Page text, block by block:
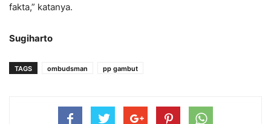
fakta,” katanya.
Sugiharto
TAGS ombudsman pp gambut